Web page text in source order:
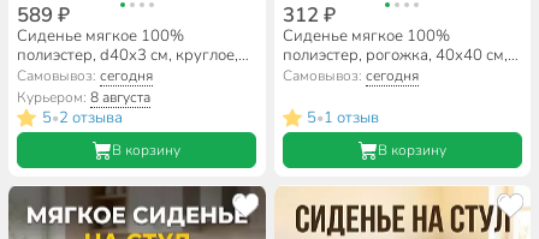
589 ₽
Сиденье мягкое 100%
полиэстер, d40х3 см, круглое,
Славянский узор, 5626400
Самовывоз:сегодня
Курьером:8 августа
5•2 отзыва
В корзину
312 ₽
Сиденье мягкое 100%
полиэстер, рогожка, 40х40 см,
Волшебная ночь, Бирюза
Самовывоз: сегодня
5•1 отзыв
В корзину